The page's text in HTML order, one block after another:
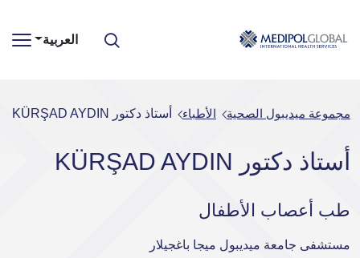
العربية
مجموعة ميديبول الصحية الأطباء أستاذ دكتور KÜRŞAD AYDIN
أستاذ دكتور KÜRŞAD AYDIN
طب أعصاب الأطفال
مستشفى جامعة ميديبول ميجا باغجيلار